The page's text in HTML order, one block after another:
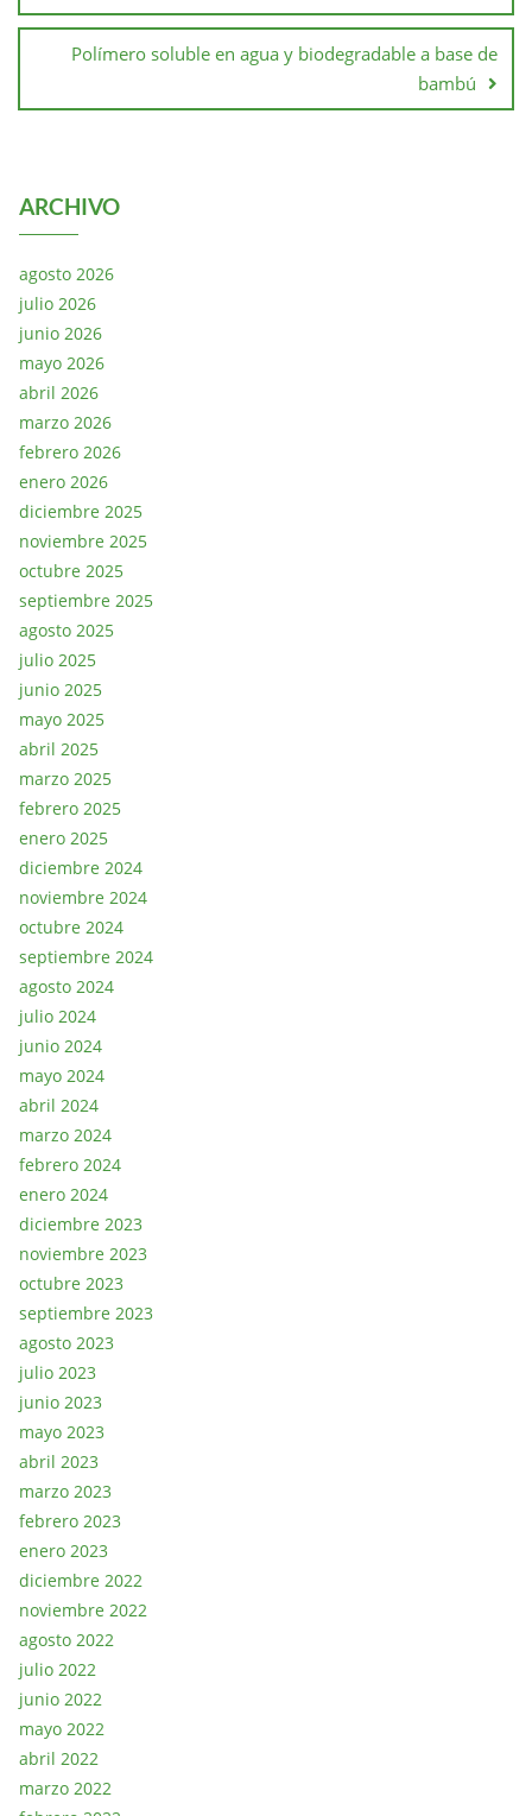
Polímero soluble en agua y biodegradable a base de
bambú
ARCHIVO
agosto 2026
julio 2026
junio 2026
mayo 2026
abril 2026
marzo 2026
febrero 2026
enero 2026
diciembre 2025
noviembre 2025
octubre 2025
septiembre 2025
agosto 2025
julio 2025
junio 2025
mayo 2025
abril 2025
marzo 2025
febrero 2025
enero 2025
diciembre 2024
noviembre 2024
octubre 2024
septiembre 2024
agosto 2024
julio 2024
junio 2024
mayo 2024
abril 2024
marzo 2024
febrero 2024
enero 2024
diciembre 2023
noviembre 2023
octubre 2023
septiembre 2023
agosto 2023
julio 2023
junio 2023
mayo 2023
abril 2023
marzo 2023
febrero 2023
enero 2023
diciembre 2022
noviembre 2022
agosto 2022
julio 2022
junio 2022
mayo 2022
abril 2022
marzo 2022